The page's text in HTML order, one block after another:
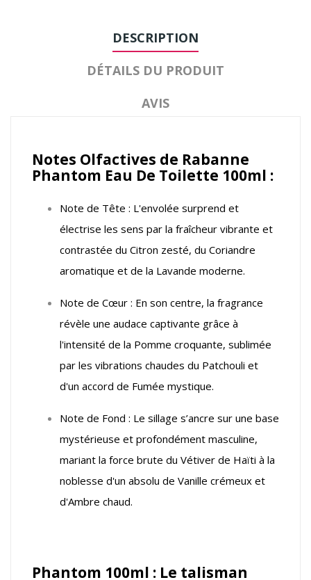
DESCRIPTION
DÉTAILS DU PRODUIT
AVIS
Notes Olfactives de Rabanne
Phantom Eau De Toilette 100ml :
Note de Tête : L'envolée surprend et
électrise les sens par la fraîcheur vibrante et
contrastée du Citron zesté, du Coriandre
aromatique et de la Lavande moderne.
Note de Cœur : En son centre, la fragrance
révèle une audace captivante grâce à
l'intensité de la Pomme croquante, sublimée
par les vibrations chaudes du Patchouli et
d'un accord de Fumée mystique.
Note de Fond : Le sillage s’ancre sur une base
mystérieuse et profondément masculine,
mariant la force brute du Vétiver de Haïti à la
noblesse d'un absolu de Vanille crémeux et
d'Ambre chaud.
Phantom 100ml : Le talisman